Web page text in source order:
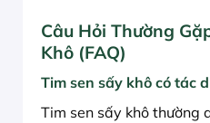
Câu Hỏi Thường
Khô (FAQ)
Tim sen sấy khô có tác
Tim sen sấy khô thường